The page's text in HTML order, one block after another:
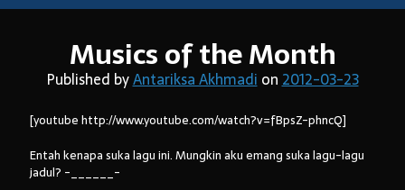
Musics of the Month
Published byAntariksa Akhmadi on 2012-03-23
[youtube http://www.youtube.com/watch?v=fBpsZ-phncQ]
Entah kenapa suka lagu ini. Mungkin aku emang suka lagu-lagu
jadul? -______-